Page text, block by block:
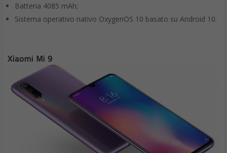
Batteria 4085 mAh;
Sistema operativo nativo OxygenOS 10 basato su Android 10.
Xiaomi Mi 9